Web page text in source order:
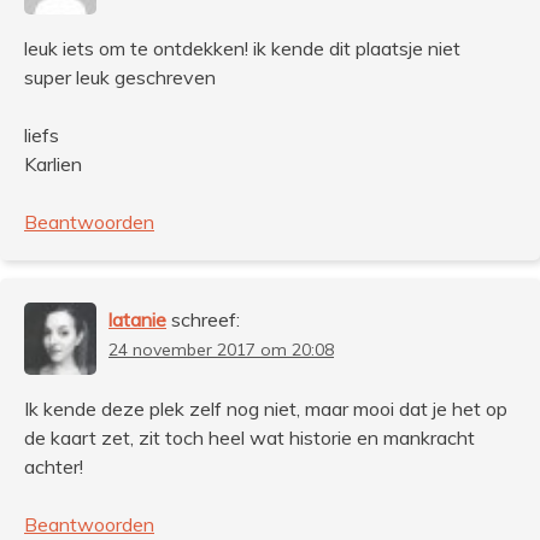
leuk iets om te ontdekken! ik kende dit plaatsje niet
super leuk geschreven
liefs
Karlien
Beantwoorden
latanie schreef:
24 november 2017 om 20:08
Ik kende deze plek zelf nog niet, maar mooi dat je het op
de kaart zet, zit toch heel wat historie en mankracht
achter!
Beantwoorden